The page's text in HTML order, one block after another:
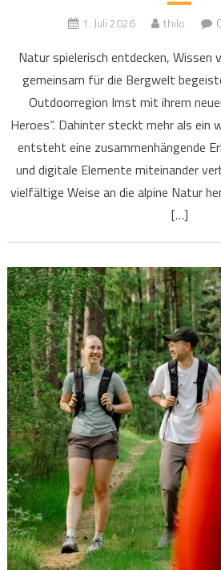
1. Juli 2026 thilo
Natur spielerisch entdecken, Wissen
gemeinsam für die Bergwelt
Outdoorregion Imst mit ihrem
Heroes“. Dahinter steckt mehr als ein
entsteht eine zusammenhängende
und digitale Elemente miteinander
vielfältige Weise an die alpine Natur
[…]